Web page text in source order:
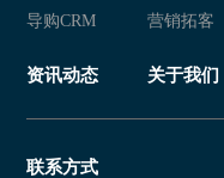
服装店连锁店管理系统
导购CRM
营销拓客
资讯动态 关于我们
联系方式